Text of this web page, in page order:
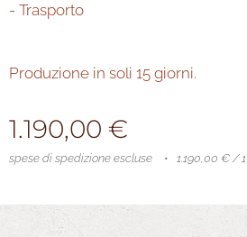
- Trasporto
Produzione in soli 15 giorni.
1.190,00 €
spese di spedizione escluse 1.190,00 € /